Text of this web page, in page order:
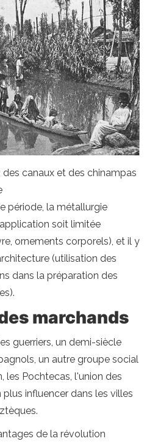
des canaux et des chinampas
période, la métallurgie
soit limitée
ornements corporels), et il y
(utilisation des
dans la préparation des
marchands
guerriers, un demi-siècle
un autre groupe social
les Pochtecas, l'union des
influencer dans les villes
de la révolution